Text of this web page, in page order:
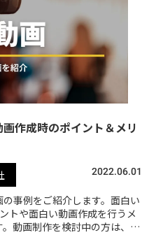
作成時のポイント＆メリ
2022.06.01
事例をご紹介します。面白い
トや面白い動画作成を行うメ
動画制作を検討中の方は、ぜ